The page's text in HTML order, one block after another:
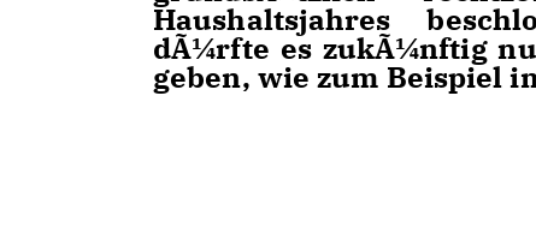
Haushaltsjahres
dÃ¼rfte es zukÃ¼nftig
geben, wie zum Beispiel